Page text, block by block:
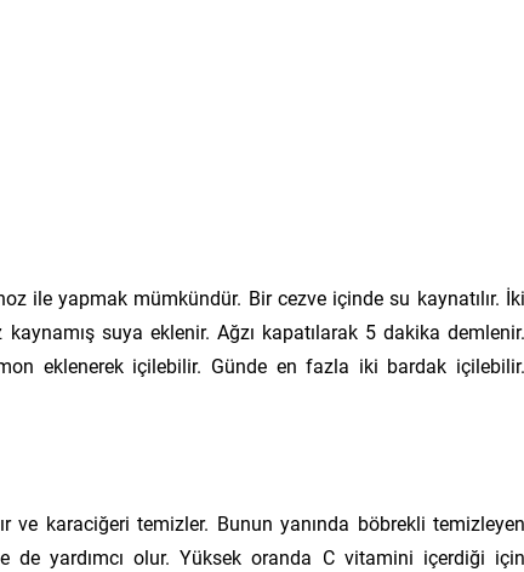
ile yapmak mümkündür. Bir cezve içinde su kaynatılır. İki
suya eklenir. Ağzı kapatılarak 5 dakika demlenir.
eklenerek içilebilir. Günde en fazla iki bardak içilebilir.
karaciğeri temizler. Bunun yanında böbrekli temizleyen
de yardımcı olur. Yüksek oranda C vitamini içerdiği için